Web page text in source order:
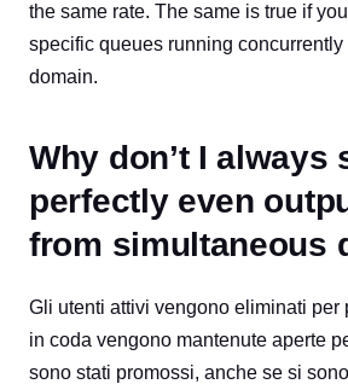
the same rate. The same is true if
specific queues running concurrently
domain.
Why don’t I always
perfectly even
from simultaneous
Gli utenti attivi vengono eliminati per
in coda vengono mantenute aperte
sono stati promossi, anche se si